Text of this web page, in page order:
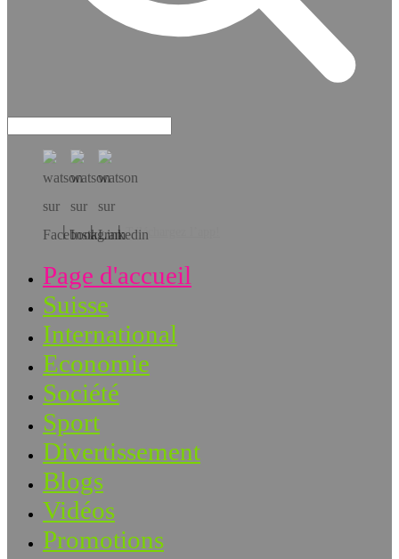
Téléchargez l’app!
Page d'accueil
Suisse
International
Economie
Société
Sport
Divertissement
Blogs
Vidéos
Promotions